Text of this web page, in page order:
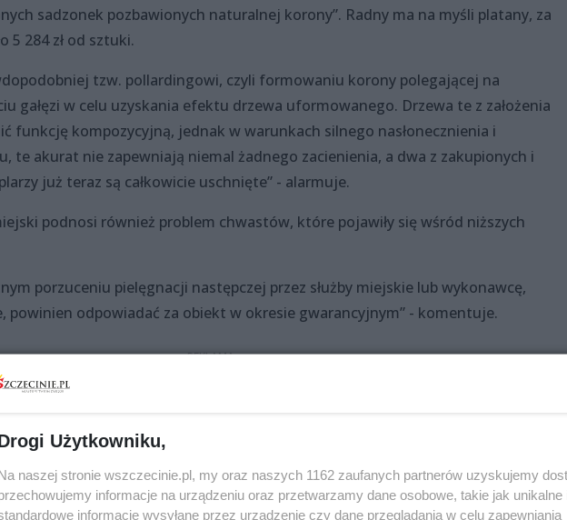
sadzonek pozbawionych naturalnej korony”. Radny ma na myśli platany, za
5 284 zł od sztuki.
tzw. pollardingowi, czyli formowaniu korony polegającej na
gałęzi w celu uzyskania efektu drzewa uformowanego. Drzewa te z założenia
funkcję kompozycyjną, jednak w warunkach silnego nasłonecznienia i
te akurat nie zapewniają niemal żadnego zacienienia, a dwa z zakupionych i
już teraz są całkowicie uschnięte” - alarmuje.
podnosi również problem chwastów, które pojawiły się wśród niższych
porzuceniu pielęgnacji następczej przez służby miejskie lub wykonawcę,
powinien odpowiadać za obiekt w okresie gwarancyjnym” - komentuje.
do wymiany
w ramach zwycięskiego projektu SBO wyniósł 251 086 zł. Na początku
Ośrodek Sportu Rekreacji i Rehabilitacji zlecił wykonanie inspekcji
Użytkowniku,
naszej stronie wszczecinie.pl, my oraz naszych 1162 zaufanych partnerów uzyskujemy
informacje na urządzeniu oraz przetwarzamy dane osobowe, takie jak unikalne
informacje wysyłane przez urządzenie czy dane przeglądania w celu zapewniania